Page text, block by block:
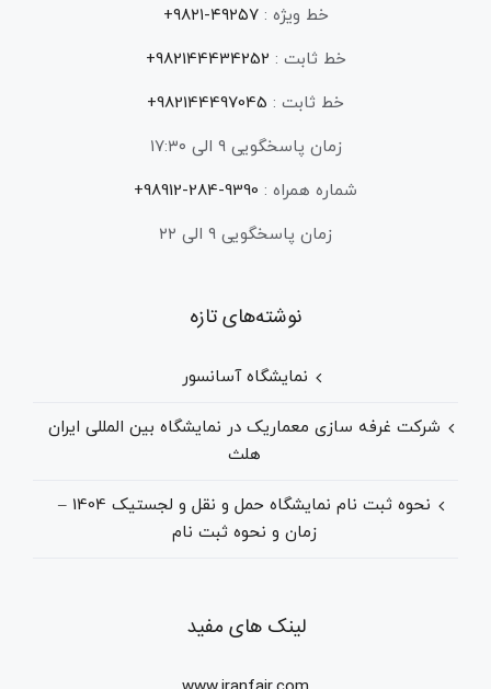
خط ویژه :۴۹۲۵۷-۹۸۲۱+
خط ثابت : 982144434252+
خط ثابت : 982144497045+
زمان پاسخگویی ۹ الی ۱۷:۳۰
شماره همراه : 9390-284-98912+
زمان پاسخگویی ۹ الی ۲۲
نوشته‌های تازه
نمایشگاه آسانسور
شرکت غرفه سازی معماریک در نمایشگاه بین المللی ایران
هلث
نحوه ثبت نام نمایشگاه حمل و نقل و لجستیک 1404 –
زمان و نحوه ثبت نام
لینک های مفید